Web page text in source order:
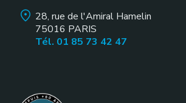
28, rue de l'Amiral Hamelin
75016 PARIS
Tél. 01 85 73 42 47